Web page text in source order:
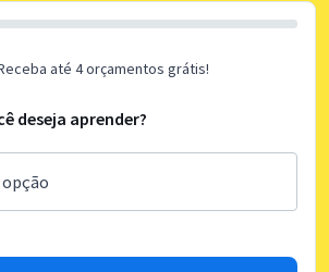
até 4 orçamentos grátis!
deseja aprender?